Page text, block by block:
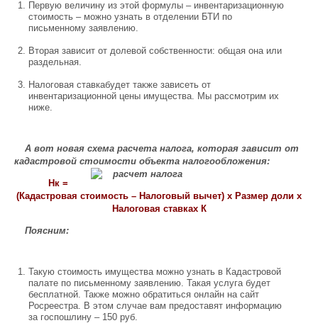
Первую величину из этой формулы – инвентаризационную
стоимость – можно узнать в отделении БТИ по
письменному заявлению.
Вторая зависит от долевой собственности: общая она или
раздельная.
Налоговая ставкабудет также зависеть от
инвентаризационной цены имущества. Мы рассмотрим их
ниже.
А вот новая схема расчета налога, которая зависит от
кадастровой стоимости объекта налогообложения:
Нк =
(Кадастровая стоимость – Налоговый вычет) x Размер доли x
Налоговая ставках К
Поясним:
Такую стоимость имущества можно узнать в Кадастровой
палате по письменному заявлению. Такая услуга будет
бесплатной. Также можно обратиться онлайн на сайт
Росреестра. В этом случае вам предоставят информацию
за госпошлину – 150 руб.